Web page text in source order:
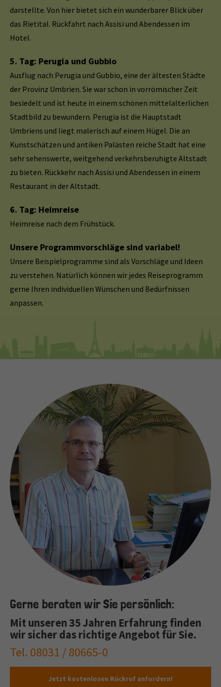
darstellte. Von hier bietet sich ein wunderbarer Blick über
das Rietital. Rückfahrt nach Assisi und Abendessen im
Hotel.
5. Tag: Perugia und Gubbio
Ausflug nach Perugia und Gubbio, eine der ältesten Städte
der Provinz Umbrien. Sie war schon in vorrömischer Zeit
besiedelt und ist heute in einem schönen mittelalterlichen
Stadtbild zu bewundern. Perugia ist die Hauptstadt
Umbriens und liegt malerisch auf einem Hügel. Die an
Kunstschätzen und antiken Palästen reiche Stadt hat eine
sehr sehenswerte, weitgehend verkehrsberuhigte Altstadt
zu bieten. Rückkehr nach Assisi und Abendessen in einem
Restaurant in der Altstadt.
6. Tag: Heimreise
Heimreise nach dem Frühstück.
Unsere Programmvorschläge sind variabel!
Unsere Beispielprogramme sind als Vorschläge und Ideen
zu verstehen. Natürlich können wir jedes Reiseprogramm
gerne Ihren individuellen Wünschen und Bedürfnissen
anpassen.
Gerne beraten wir Sie persönlich:
Mit unseren 35 Jahren Erfahrung finden
wir sicher das richtige Angebot für Sie.
Tel. 08031 / 80665-0
Jetzt kostenlosen Rückruf anfordern!